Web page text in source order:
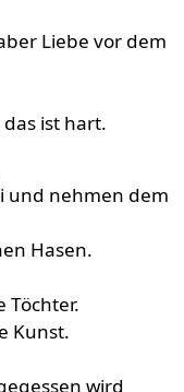
Liebe vor dem
ist hart.
und nehmen dem
Hasen.
Töchter.
Kunst.
wird